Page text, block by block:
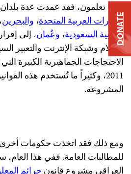
وكما تعلمون، فقد عمدت عدة بلدان
الإمارات العربية المتحدة، والبحرين،
العربية السعودية، وعُمان، إلى
الإعلام وشبكة الإنترنت والتعبير
الاحتجاجات الجماهيرية الكبيرة
2011، وكثيراً ما تُستخدم هذه
المشروعة.
ومع ذلك فقد اتخذت حكومات أخرى
للمطالبات العامة. ففي هذا
DONATE